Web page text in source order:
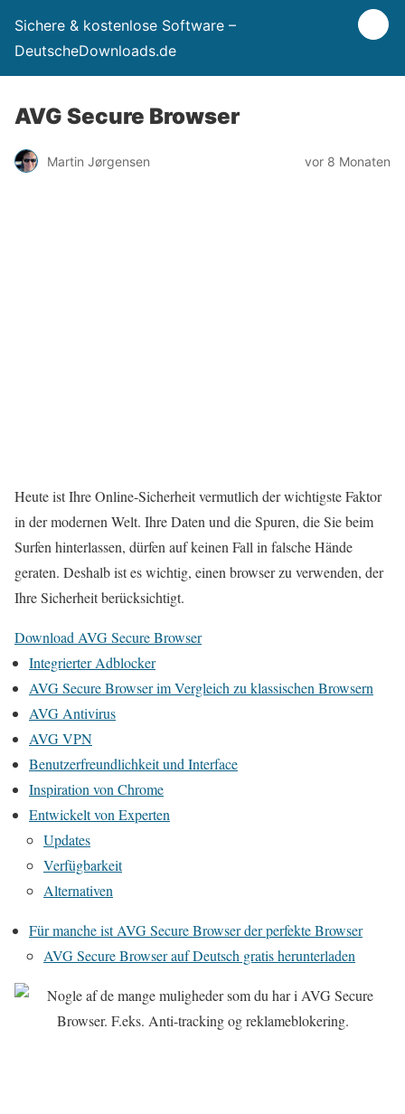
Sichere & kostenlose Software –
DeutscheDownloads.de
AVG Secure Browser
Martin Jørgensen vor 8 Monaten
Heute ist Ihre Online-Sicherheit vermutlich der wichtigste Faktor
in der modernen Welt. Ihre Daten und die Spuren, die Sie beim
Surfen hinterlassen, dürfen auf keinen Fall in falsche Hände
geraten. Deshalb ist es wichtig, einen browser zu verwenden, der
Ihre Sicherheit berücksichtigt.
Download AVG Secure Browser
Integrierter Adblocker
AVG Secure Browser im Vergleich zu klassischen Browsern
AVG Antivirus
AVG VPN
Benutzerfreundlichkeit und Interface
Inspiration von Chrome
Entwickelt von Experten
Updates
Verfügbarkeit
Alternativen
Für manche ist AVG Secure Browser der perfekte Browser
AVG Secure Browser auf Deutsch gratis herunterladen